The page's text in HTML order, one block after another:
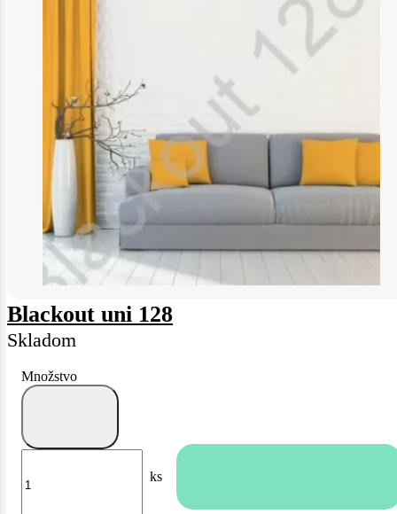
Blackout uni 128
Skladom
Množstvo
ks